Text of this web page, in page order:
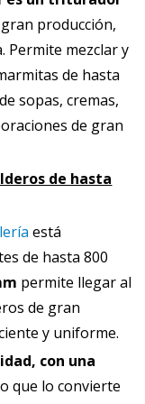
producción,
Permite mezclar y
de hasta
sopas, cremas,
de gran
de hasta
está
de hasta 800
permite llegar al
de gran
y uniforme.
con una
que lo convierte